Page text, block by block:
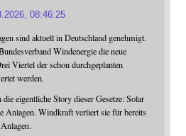
08:46:25
sind aktuell in Deutschland genehmigt.
Windenergie die neue
Viertel der schon durchgeplanten
werden.
eigentliche Story dieser Gesetze: Solar
Anlagen. Windkraft verliert sie für bereits